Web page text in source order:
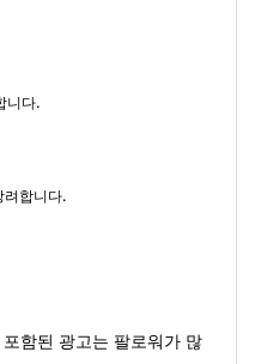
니다.
려합니다.
함된 광고는 팔로워가 많